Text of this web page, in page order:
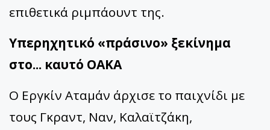
επιθετικά ριμπάουντ της.
Υπερηχητικό «πράσινο» ξεκίνημα
στο... καυτό ΟΑΚΑ
Ο Εργκίν Αταμάν άρχισε το παιχνίδι με
τους Γκραντ, Ναν, Καλαϊτζάκη,